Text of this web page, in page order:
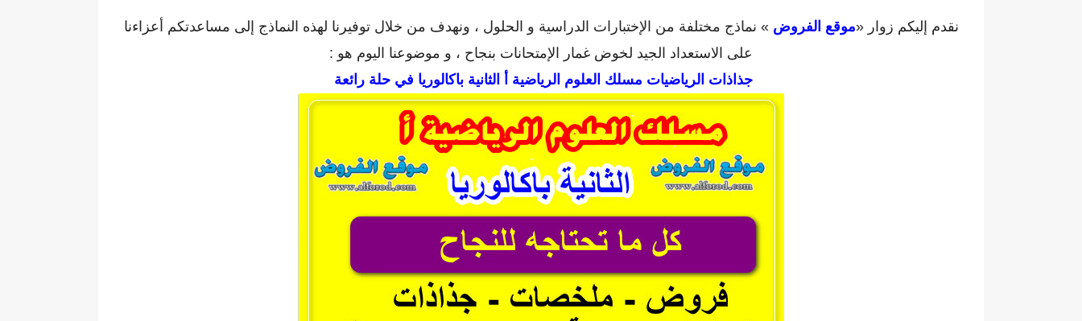
نقدم إليكم زوار «موقع الفروض » نماذج مختلفة من الإختبارات الدراسية و الحلول ، ونهدف من خلال توفيرنا لهذه النماذج إلى مساعدتكم أعزاءنا
على الاستعداد الجيد لخوض غمار الإمتحانات بنجاح ، و موضوعنا اليوم هو :
جذاذات الرياضيات مسلك العلوم الرياضية أ الثانية باكالوريا في حلة رائعة